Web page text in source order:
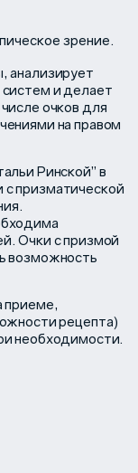
зрение.
анализирует
систем и делает
очков для
на правом
Ринской” в
призматической
Очки с призмой
возможность
приеме,
рецепта)
необходимости.